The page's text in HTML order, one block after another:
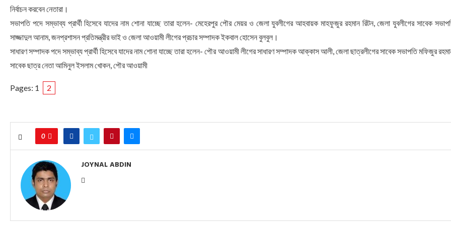
নির্বাচন করবেন নেতারা।
সভাপতি পদে সম্ভাব্য প্রার্থী হিসেবে যাদের নাম শোনা যাচ্ছে তারা হলেন- মেহেরপুর পৌর মেয়র ও জেলা যুবলীগের আহবায়ক মাহফুজুর রহমান রিটন, জেলা যুবলীগের সাবেক
সাজ্জাদুল আনাম, জনপ্রশাসন প্রতিমন্ত্রীর ভাই ও জেলা আওয়ামী লীগের প্রচার সম্পাদক ইকবাল হোসেন বুলবুল।
সাধারণ সম্পাদক পদে সম্ভাব্য প্রার্থী হিসেবে যাদের নাম শোনা যাচ্ছে তারা হলেন- পৌর আওয়ামী লীগের সাধারণ সম্পাদক আক্কাস আলী, জেলা ছাত্রলীগের সাবেক সভাপতি মফিজুর
সাবেক ছাত্র নেতা আমিনুল ইসলাম খোকন, পৌর আওয়ামী
Pages: 1 2
0
JOYNAL ABDIN